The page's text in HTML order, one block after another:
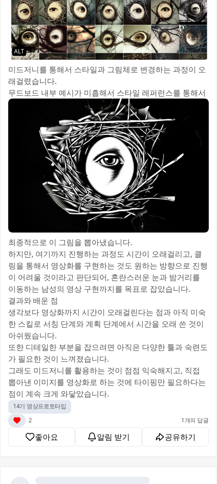
ALT
미드저니를 통해서 스타일과 그림체로 변경하는 과정이 오
래걸렸습니다.
무드보드 내부 예시가 미흡해서 스타일 레퍼런스를 통해서
최종적으로 이 그림을 뽑아냈습니다.
하지만, 여기까지 진행하는 과정도 시간이 오래걸리고, 클
링을 통해서 영상화를 구현하는 것도 원하는 방향으로 진행
이 어려울 것이라고 판단되어, 혼란스러운 눈과 밤거리를
이동하는 남성의 영상 구현까지를 목표로 잡았습니다.
결과와 배운 점
생각보다 영상화까지 시간이 오래걸린다는 점과 아직 미숙
한 스킬로 서칭 단계와 계획 단계에서 시간을 오래 쓴 것이
아쉬웠습니다.
또한 디테일한 부분을 잡으려면 아직은 다양한 툴과 숙련도
가 필요한 것이 느껴졌습니다.
그래도 미드저니를 활용하는 것이 점점 익숙해지고, 직접
뽑아낸 이미지를 영상화로 하는 것에 타이핑만 필요하다는
점이 계속 크게 와닿았습니다.
14기 영상프로토타입
2
1개의 답글
좋아요 알림 받기 공유하기